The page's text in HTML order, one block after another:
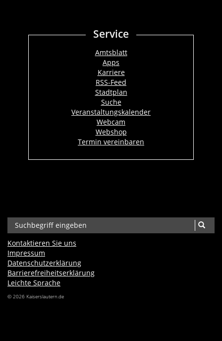
Service
Amtsblatt
Apps
Karriere
RSS-Feed
Stadtplan
Suche
Veranstaltungskalender
Webcam
Webshop
Termin vereinbaren
Kontaktieren Sie uns
Impressum
Datenschutzerklärung
Barrierefreiheits­erklärung
Leichte Sprache
© 2026 Kaiserslautern.de